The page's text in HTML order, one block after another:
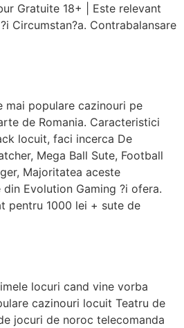
Gratuite 18+ | Este relevant
Circumstan?a. Contrabalansare
mai populare cazinouri pe
de Romania. Caracteristici
locuit, faci incerca De
Mega Ball Sute, Football
Majoritatea aceste
Evolution Gaming ?i ofera.
pentru 1000 lei + sute de
locuri cand vine vorba
cazinouri locuit Teatru de
jocuri de noroc telecomanda